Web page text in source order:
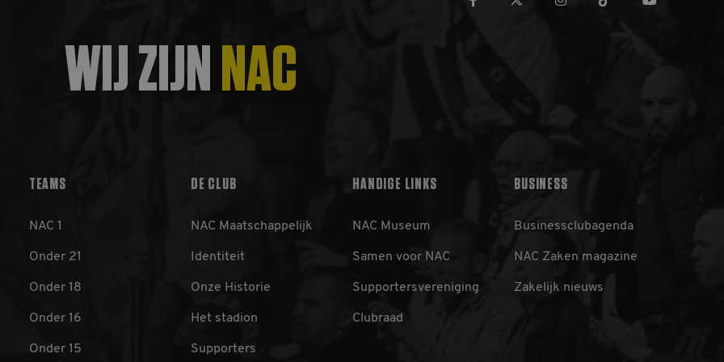
WIJ ZIJN NAC
TEAMS
NAC 1
Onder 21
Onder 18
Onder 16
Onder 15
DE CLUB
NAC Maatschappelijk
Identiteit
Onze Historie
Het stadion
Supporters
HANDIGE LINKS
NAC Museum
Samen voor NAC
Supportersvereniging
Clubraad
BUSINESS
Businessclubagenda
NAC Zaken magazine
Zakelijk nieuws